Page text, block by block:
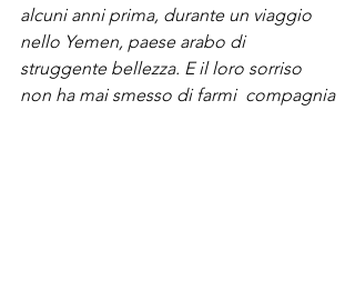
alcuni anni prima, durante un viaggio
nello Yemen, paese arabo di
struggente bellezza. E il loro sorriso
non ha mai smesso di farmi  compagnia